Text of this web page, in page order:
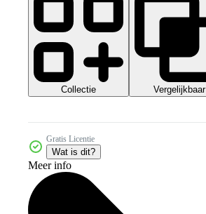
Collectie Vergelijkbaar
Gratis Licentie
Wat is dit?
Meer info